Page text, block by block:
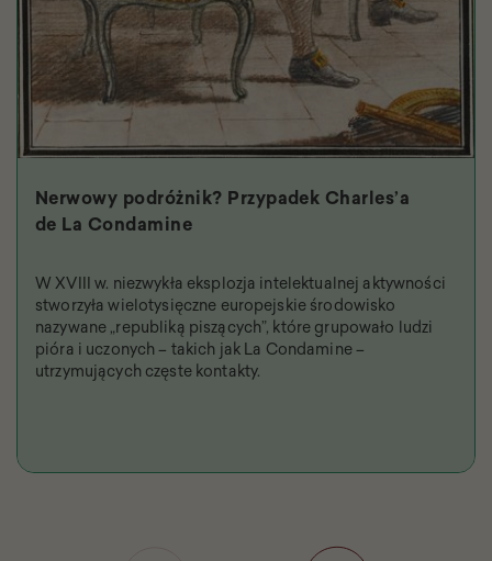
Nerwowy podróżnik? Przypadek Charles’a
de La Condamine
W XVIII w. niezwykła eksplozja intelektualnej aktywności
stworzyła wielotysięczne europejskie środowisko
nazywane „republiką piszących”, które grupowało ludzi
pióra i uczonych – takich jak La Condamine –
utrzymujących częste kontakty.